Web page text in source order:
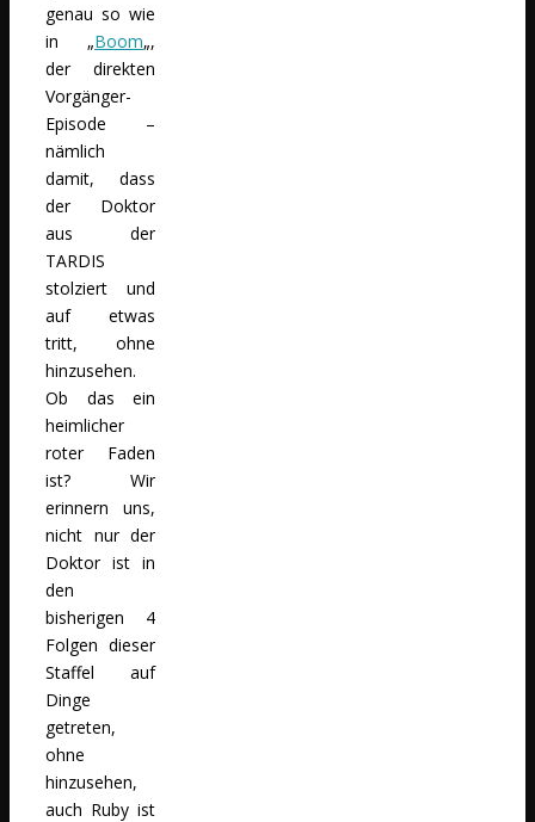
genau so wie
in „Boom„,
der direkten
Vorgänger-
Episode –
nämlich
damit, dass
der Doktor
aus der
TARDIS
stolziert und
auf etwas
tritt, ohne
hinzusehen.
Ob das ein
heimlicher
roter Faden
ist? Wir
erinnern uns,
nicht nur der
Doktor ist in
den
bisherigen 4
Folgen dieser
Staffel auf
Dinge
getreten,
ohne
hinzusehen,
auch Ruby ist